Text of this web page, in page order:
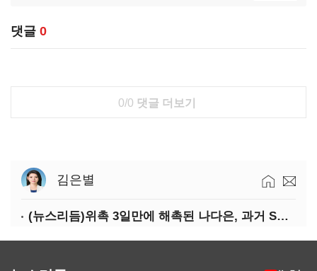
댓글 0
0/0 댓글 더보기
김은별
(뉴스리듬)위촉 3일만에 해촉된 나다은, 과거 SNS 글 조명